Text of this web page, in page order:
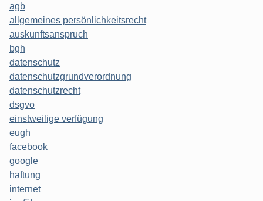
agb
allgemeines persönlichkeitsrecht
auskunftsanspruch
bgh
datenschutz
datenschutzgrundverordnung
datenschutzrecht
dsgvo
einstweilige verfügung
eugh
facebook
google
haftung
internet